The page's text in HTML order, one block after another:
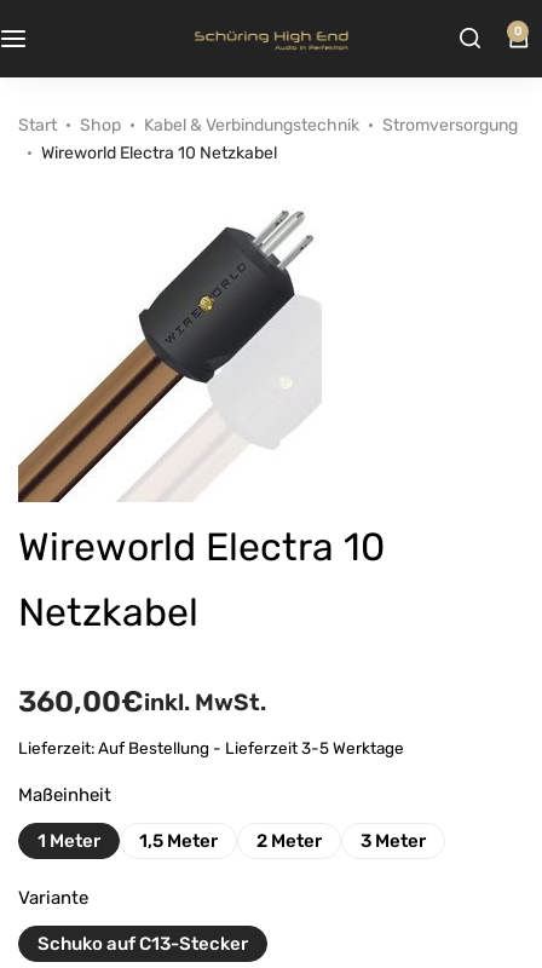
0
Start Shop Kabel & Verbindungstechnik
Stromversorgung
Wireworld Electra 10 Netzkabel
Wireworld Electra 10
Netzkabel
360,00€inkl. MwSt.
Lieferzeit:Auf Bestellung - Lieferzeit 3-5 Werktage
Maßeinheit
1 Meter 1,5 Meter 2 Meter 3 Meter
Variante
Schuko auf C13-Stecker